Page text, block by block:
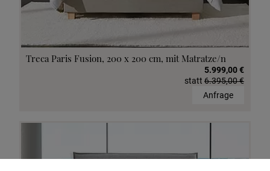
Treca Paris Fusion, 200 x 200 cm, mit Matratze/n
5.999,00 €
statt 6.395,00 €
Anfrage